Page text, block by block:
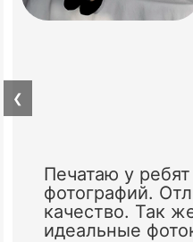
Печатаю у
фотографий.
качество. Так
идеальные
❮